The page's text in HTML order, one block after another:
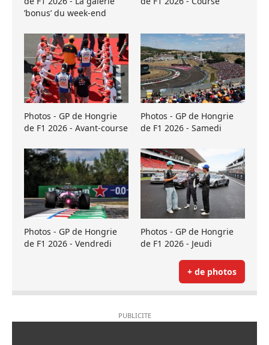
’bonus’ du week-end
Photos - GP de Hongrie
de F1 2026 - Avant-course
Photos - GP de Hongrie
de F1 2026 - Samedi
Photos - GP de Hongrie
de F1 2026 - Vendredi
Photos - GP de Hongrie
de F1 2026 - Jeudi
+ de photos